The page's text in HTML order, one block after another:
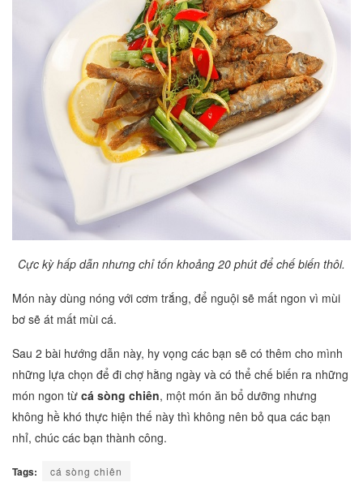
Cực kỳ hấp dẫn nhưng chỉ tốn khoảng 20 phút để chế biến thôi.
Món này dùng nóng với cơm trắng, để nguội sẽ mất ngon vì mùi
bơ sẽ át mất mùi cá.
Sau 2 bài hướng dẫn này, hy vọng các bạn sẽ có thêm cho mình
những lựa chọn để đi chợ hằng ngày và có thể chế biến ra những
món ngon từ cá sòng chiên, một món ăn bổ dưỡng nhưng
không hề khó thực hiện thế này thì không nên bỏ qua các bạn
nhỉ, chúc các bạn thành công.
Tags: cá sòng chiên